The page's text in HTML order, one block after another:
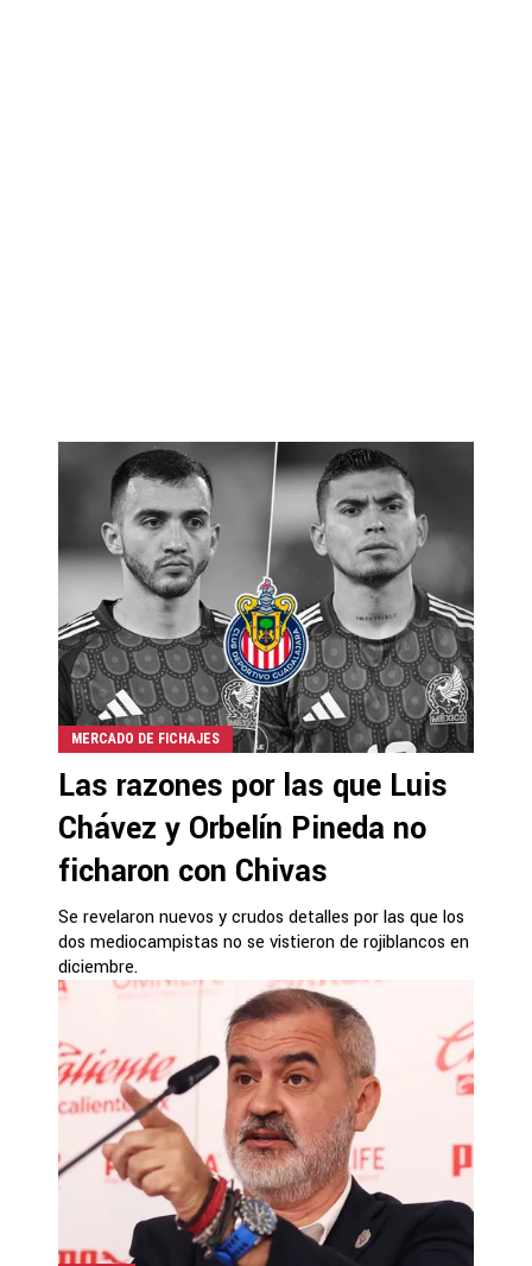
MERCADO DE FICHAJES
Las razones por las que Luis
Chávez y Orbelín Pineda no
ficharon con Chivas
Se revelaron nuevos y crudos detalles por las que los
dos mediocampistas no se vistieron de rojiblancos en
diciembre.